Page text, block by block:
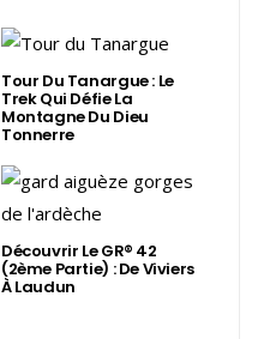
Tour Du Tanargue : Le
Trek Qui Défie La
Montagne Du Dieu
Tonnerre
Découvrir Le GR® 42
(2ème Partie) : De Viviers
À Laudun